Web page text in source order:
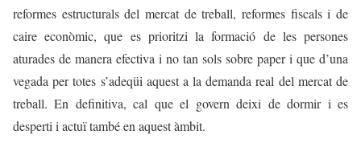
reformes estructurals del mercat de treball, reformes fiscals i de
caire econòmic, que es prioritzi la formació de les persones
aturades de manera efectiva i no tan sols sobre paper i que d’una
vegada per totes s’adeqüi aquest a la demanda real del mercat de
treball. En definitiva, cal que el govern deixi de dormir i es
desperti i actuï també en aquest àmbit.